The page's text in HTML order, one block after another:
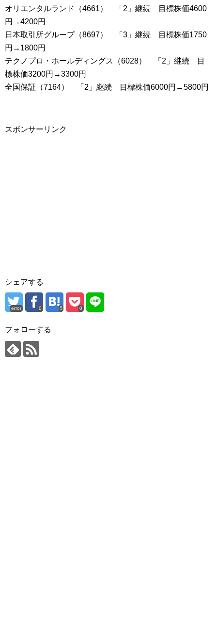
オリエンタルランド（4661） 「2」継続 目標株価4600
円→4200円
日本取引所グループ（8697） 「3」継続 目標株価1750
円→1800円
テクノプロ・ホールディングス（6028） 「2」継続 目
標株価3200円→3300円
全国保証（7164） 「2」継続 目標株価6000円→5800円
スポンサーリンク
シェアする
error 0 0
フォローする